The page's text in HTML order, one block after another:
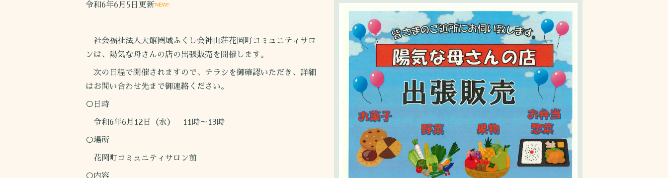
令和6年6月5日更新
社会福祉法人大館圏域ふくし会神山荘花岡町コミュニティサロ
ンは、陽気な母さんの店の出張販売を開催します。
次の日程で開催されますので、チラシを御確認いただき、詳細
はお問い合わせ先まで御連絡ください。
○日時
令和6年6月12日（水） 11時～13時
○場所
花岡町コミュニティサロン前
○内容